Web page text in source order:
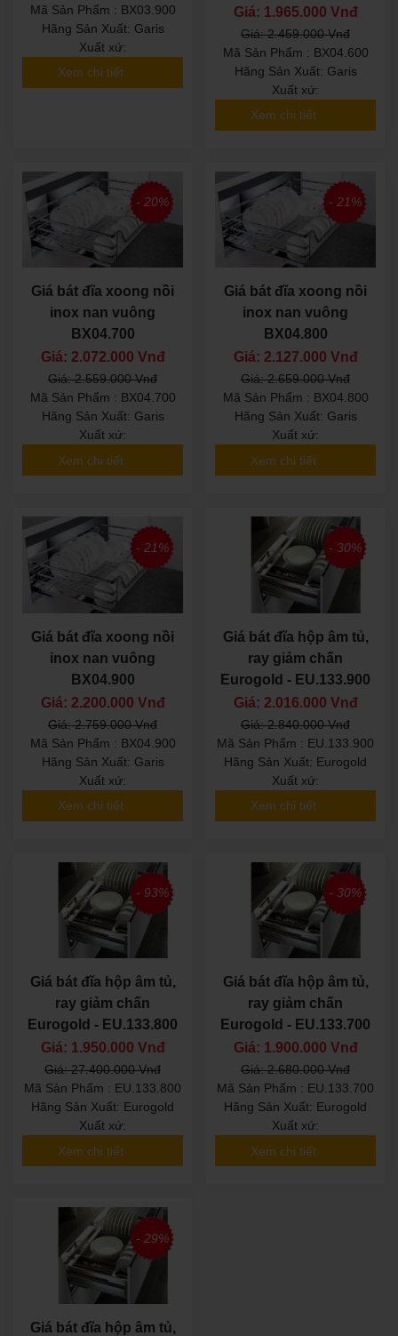
Mã Sản Phẩm : BX03.900
Hãng Sản Xuất: Garis
Xuất xứ:
Xem chi tiết
Giá: 1.965.000 Vnđ
Giá: 2.459.000 Vnđ
Mã Sản Phẩm : BX04.600
Hãng Sản Xuất: Garis
Xuất xứ:
Xem chi tiết
- 20%
Giá bát đĩa xoong nồi
inox nan vuông
BX04.700
Giá: 2.072.000 Vnđ
Giá: 2.559.000 Vnđ
Mã Sản Phẩm : BX04.700
Hãng Sản Xuất: Garis
Xuất xứ:
Xem chi tiết
- 21%
Giá bát đĩa xoong nồi
inox nan vuông
BX04.800
Giá: 2.127.000 Vnđ
Giá: 2.659.000 Vnđ
Mã Sản Phẩm : BX04.800
Hãng Sản Xuất: Garis
Xuất xứ:
Xem chi tiết
- 21%
Giá bát đĩa xoong nồi
inox nan vuông
BX04.900
Giá: 2.200.000 Vnđ
Giá: 2.759.000 Vnđ
Mã Sản Phẩm : BX04.900
Hãng Sản Xuất: Garis
Xuất xứ:
Xem chi tiết
- 30%
Giá bát đĩa hộp âm tủ,
ray giảm chấn
Eurogold - EU.133.900
Giá: 2.016.000 Vnđ
Giá: 2.840.000 Vnđ
Mã Sản Phẩm : EU.133.900
Hãng Sản Xuất: Eurogold
Xuất xứ:
Xem chi tiết
- 93%
Giá bát đĩa hộp âm tủ,
ray giảm chấn
Eurogold - EU.133.800
Giá: 1.950.000 Vnđ
Giá: 27.400.000 Vnđ
Mã Sản Phẩm : EU.133.800
Hãng Sản Xuất: Eurogold
Xuất xứ:
Xem chi tiết
- 30%
Giá bát đĩa hộp âm tủ,
ray giảm chấn
Eurogold - EU.133.700
Giá: 1.900.000 Vnđ
Giá: 2.680.000 Vnđ
Mã Sản Phẩm : EU.133.700
Hãng Sản Xuất: Eurogold
Xuất xứ:
Xem chi tiết
- 29%
Giá bát đĩa hộp âm tủ,